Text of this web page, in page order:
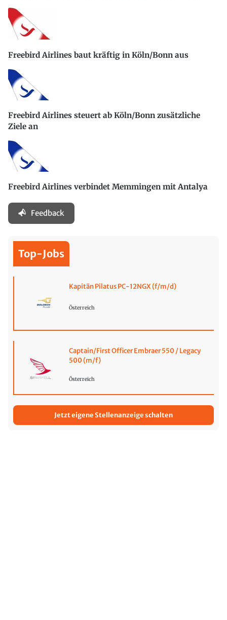
Freebird Airlines baut kräftig in Köln/Bonn aus
Freebird Airlines steuert ab Köln/Bonn zusätzliche
Ziele an
Freebird Airlines verbindet Memmingen mit Antalya
Feedback
Top-Jobs
Kapitän Pilatus PC-12NGX (f/m/d)
Österreich
Captain/First Officer Embraer 550 / Legacy
500 (m/f)
Österreich
Jetzt eigene Stellenanzeige schalten